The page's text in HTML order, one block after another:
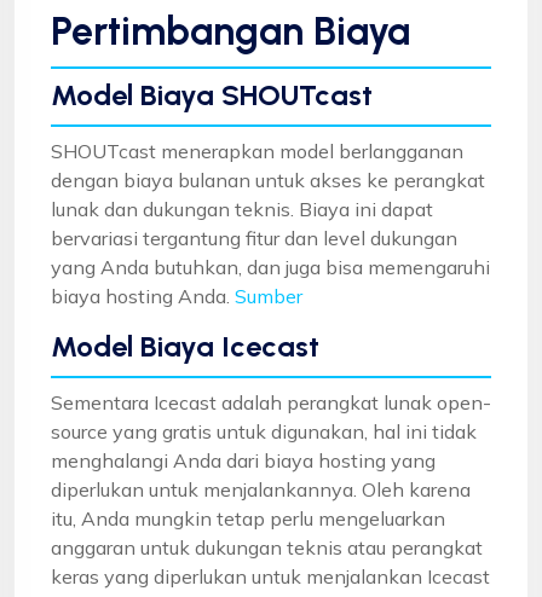
Pertimbangan Biaya
Model Biaya SHOUTcast
SHOUTcast menerapkan model berlangganan
dengan biaya bulanan untuk akses ke perangkat
lunak dan dukungan teknis. Biaya ini dapat
bervariasi tergantung fitur dan level dukungan
yang Anda butuhkan, dan juga bisa memengaruhi
biaya hosting Anda. Sumber
Model Biaya Icecast
Sementara Icecast adalah perangkat lunak open-
source yang gratis untuk digunakan, hal ini tidak
menghalangi Anda dari biaya hosting yang
diperlukan untuk menjalankannya. Oleh karena
itu, Anda mungkin tetap perlu mengeluarkan
anggaran untuk dukungan teknis atau perangkat
keras yang diperlukan untuk menjalankan Icecast